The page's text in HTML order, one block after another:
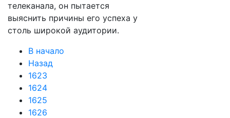
телеканала, он пытается
выяснить причины его успеха у
столь широкой аудитории.
В начало
Назад
1623
1624
1625
1626